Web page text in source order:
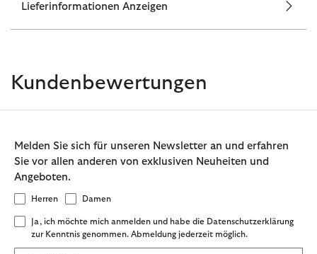
Lieferinformationen Anzeigen
Kundenbewertungen
Melden Sie sich für unseren Newsletter an und erfahren
Sie vor allen anderen von exklusiven Neuheiten und
Angeboten.
Herren Damen
Ja, ich möchte mich anmelden und habe die Datenschutzerklärung
zur Kenntnis genommen. Abmeldung jederzeit möglich.